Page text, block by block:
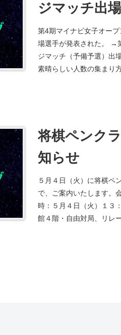
ジマッチ出
第4期マイナビ女子オー
場選手が発表された。 →
ジマッチ（予備予選）出
素晴らしい人数の集まり
将棋ペンク
知らせ
５月４日（火）に将棋ペ
で、ご案内いたします。
時：５月４日（火）１３
館４階・自由対局、リレ